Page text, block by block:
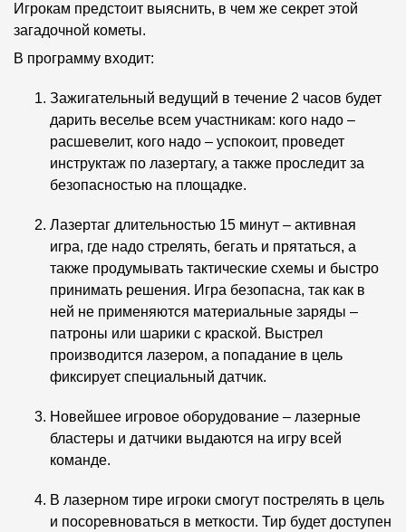
Игрокам предстоит выяснить, в чем же секрет этой
загадочной кометы.
В программу входит:
Зажигательный ведущий в течение 2 часов будет
дарить веселье всем участникам: кого надо –
расшевелит, кого надо – успокоит, проведет
инструктаж по лазертагу, а также проследит за
безопасностью на площадке.
Лазертаг длительностью 15 минут – активная
игра, где надо стрелять, бегать и прятаться, а
также продумывать тактические схемы и быстро
принимать решения. Игра безопасна, так как в
ней не применяются материальные заряды –
патроны или шарики с краской. Выстрел
производится лазером, а попадание в цель
фиксирует специальный датчик.
Новейшее игровое оборудование – лазерные
бластеры и датчики выдаются на игру всей
команде.
В лазерном тире игроки смогут пострелять в цель
и посоревноваться в меткости. Тир будет доступен